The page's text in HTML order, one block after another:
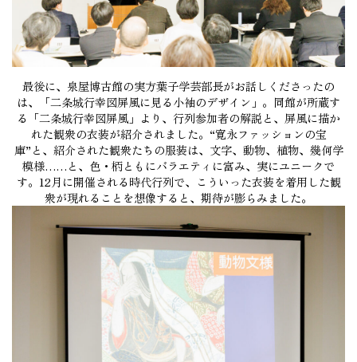
最後に、泉屋博古館の実方葉子学芸部長がお話しくださったの
は、「二条城行幸図屏風に見る小袖のデザイン」。同館が所蔵す
る「二条城行幸図屏風」より、行列参加者の解説と、屏風に描か
れた観衆の衣装が紹介されました。“寛永ファッションの宝
庫”と、紹介された観衆たちの服装は、文字、動物、植物、幾何学
模様……と、色・柄ともにバラエティに富み、実にユニークで
す。12月に開催される時代行列で、こういった衣装を着用した観
衆が現れることを想像すると、期待が膨らみました。